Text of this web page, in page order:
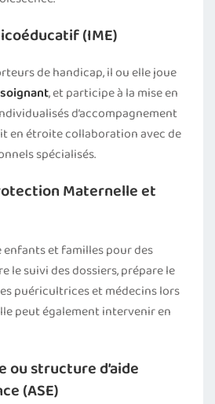
(IME)
de handicap, il ou elle joue
, et participe à la mise en
d’accompagnement
en étroite collaboration avec de
spécialisés.
Maternelle et
enfants et familles pour des
le suivi des dossiers, prépare le
puéricultrices et médecins lors
peut également intervenir en
ou structure d’aide
(ASE)